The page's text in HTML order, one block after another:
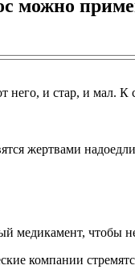
можно
него, и стар, и
жертвами
чтобы
компании